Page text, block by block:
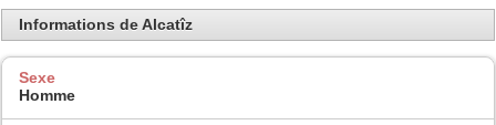
Informations de Alcatîz
Sexe
Homme